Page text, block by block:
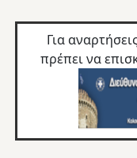
Για
πρέπει να